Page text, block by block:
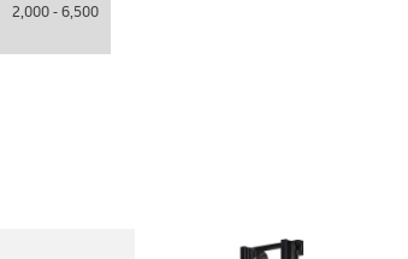
2,000 - 6,500